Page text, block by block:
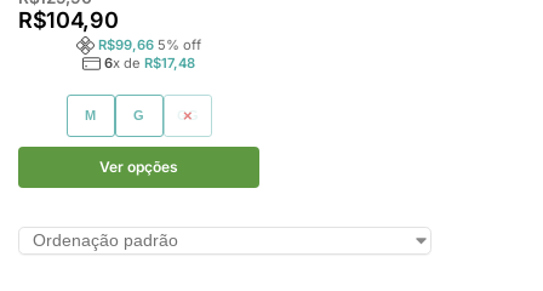
R$104,90
R$99,66 5% off
6x de R$17,48
M G GG
Ver opções